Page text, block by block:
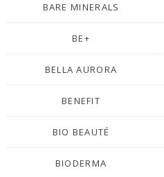
BARE MINERALS
BE+
BELLA AURORA
BENEFIT
BIO BEAUTÉ
BIODERMA